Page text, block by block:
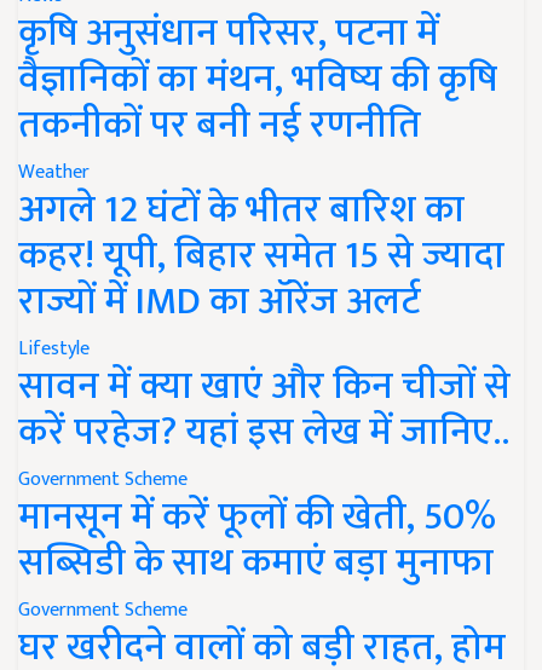
कृषि अनुसंधान परिसर, पटना में
वैज्ञानिकों का मंथन, भविष्य की कृषि
तकनीकों पर बनी नई रणनीति
Weather
अगले 12 घंटों के भीतर बारिश का
कहर! यूपी, बिहार समेत 15 से ज्यादा
राज्यों में IMD का ऑरेंज अलर्ट
Lifestyle
सावन में क्या खाएं और किन चीजों से
करें परहेज? यहां इस लेख में जानिए..
Government Scheme
मानसून में करें फूलों की खेती, 50%
सब्सिडी के साथ कमाएं बड़ा मुनाफा
Government Scheme
घर खरीदने वालों को बड़ी राहत, होम